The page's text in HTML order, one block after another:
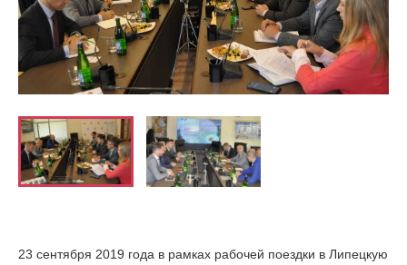
23 сентября 2019 года в рамках рабочей поездки в Липецкую